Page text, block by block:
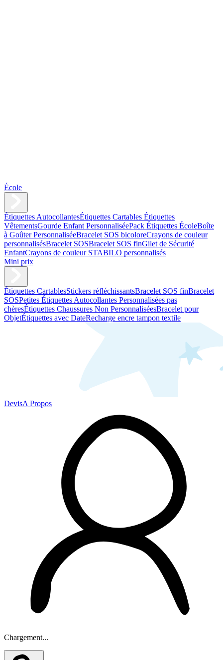
École
Étiquettes AutocollantesÉtiquettes Cartables Étiquettes
VêtementsGourde Enfant PersonnaliséePack Étiquettes ÉcoleBoîte
à Goûter PersonnaliséeBracelet SOS bicoloreCrayons de couleur
personnalisésBracelet SOSBracelet SOS finGilet de Sécurité
EnfantCrayons de couleur STABILO personnalisés
Mini prix
Étiquettes CartablesStickers réfléchissantsBracelet SOS finBracelet
SOSPetites Étiquettes Autocollantes Personnalisées pas
chèresÉtiquettes Chaussures Non PersonnaliséesBracelet pour
ObjetÉtiquettes avec DateRecharge encre tampon textile
DevisA Propos
Chargement...